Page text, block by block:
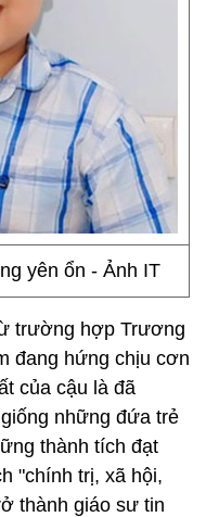
yên ổn - Ảnh IT
trường hợp Trương
đang hứng chịu cơn
của cậu là đã
những đứa trẻ
thành tích đạt
"chính trị, xã hội,
thành giáo sư tin